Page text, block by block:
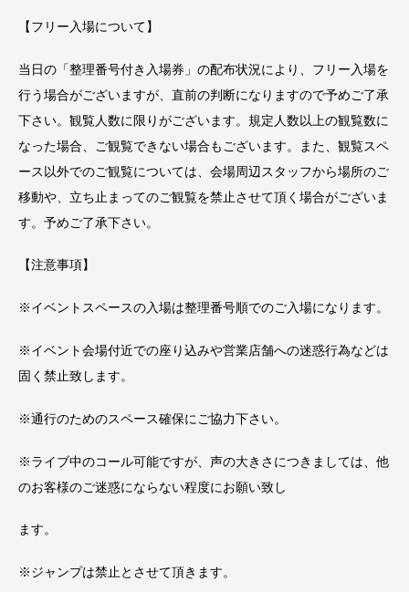
【フリー入場について】
当日の「整理番号付き入場券」の配布状況により、フリー入場を
行う場合がございますが、直前の判断になりますので予めご了承
下さい。観覧人数に限りがございます。規定人数以上の観覧数に
なった場合、ご観覧できない場合もございます。また、観覧スペ
ース以外でのご観覧については、会場周辺スタッフから場所のご
移動や、立ち止まってのご観覧を禁止させて頂く場合がございま
す。予めご了承下さい。
【注意事項】
※イベントスペースの入場は整理番号順でのご入場になります。
※イベント会場付近での座り込みや営業店舗への迷惑行為などは
固く禁止致します。
※通行のためのスペース確保にご協力下さい。
※ライブ中のコール可能ですが、声の大きさにつきましては、他
のお客様のご迷惑にならない程度にお願い致し
ます。
※ジャンプは禁止とさせて頂きます。